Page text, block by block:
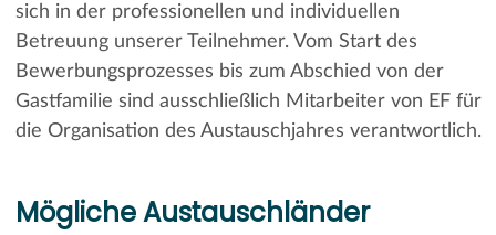
sich in der professionellen und individuellen
Betreuung unserer Teilnehmer. Vom Start des
Bewerbungsprozesses bis zum Abschied von der
Gastfamilie sind ausschließlich Mitarbeiter von EF für
die Organisation des Austauschjahres verantwortlich.
Mögliche Austauschländer